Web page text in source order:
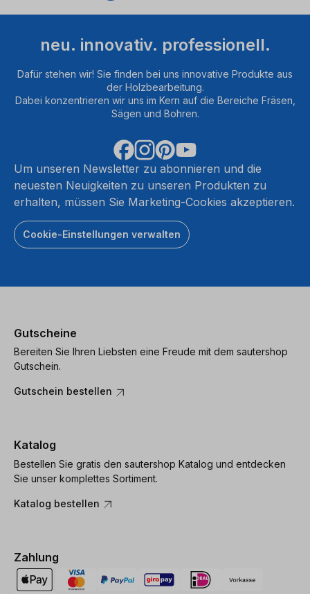
neu. innovativ. professionell.
Dafür stehen wir! Sie finden bei uns innovative Produkte aus
der Holzbearbeitung.
Dabei konzentrieren wir uns im Kern auf die Bereiche Fräsen,
Sägen und Bohren.
Um unseren Newsletter zu abonnieren und die
neuesten Neuigkeiten zu unseren Produkten zu
erhalten, müssen Sie Marketing-Cookies akzeptieren.
Cookie-Einstellungen verwalten
Gutscheine
Bereiten Sie Ihren Liebsten eine Freude mit dem sautershop
Gutschein.
Gutschein bestellen
Katalog
Bestellen Sie gratis den sautershop Katalog und entdecken
Sie unser komplettes Sortiment.
Katalog bestellen
Zahlung